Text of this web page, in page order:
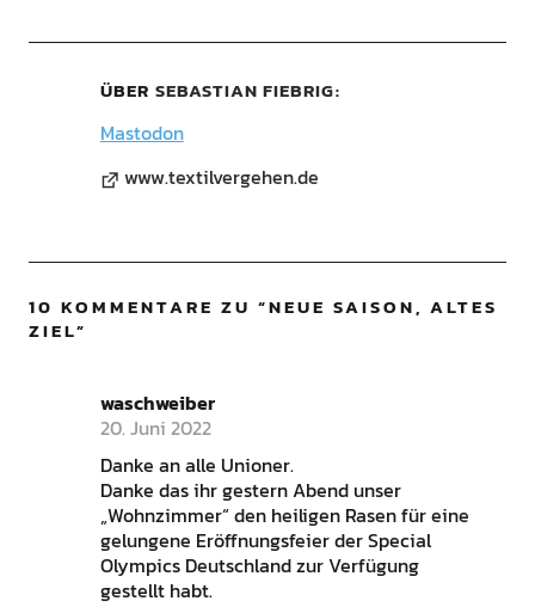
ÜBER SEBASTIAN FIEBRIG
Mastodon
www.textilvergehen.de
10 KOMMENTARE ZU “NEUE SAISON, ALTES
ZIEL”
waschweiber
20. Juni 2022
Danke an alle Unioner.
Danke das ihr gestern Abend unser
„Wohnzimmer“ den heiligen Rasen für eine
gelungene Eröffnungsfeier der Special
Olympics Deutschland zur Verfügung
gestellt habt.